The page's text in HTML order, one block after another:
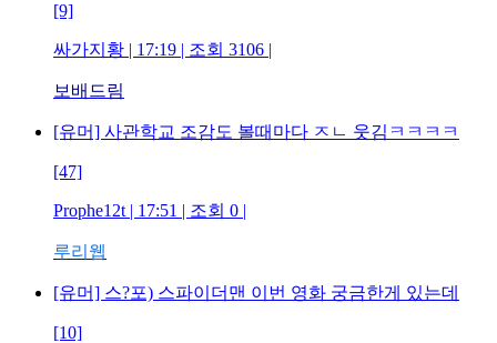
[9]
싸가지황 | 17:19 | 조회 3106 |
보배드림
[유머] 사관학교 조감도 볼때마다 ㅈㄴ 웃김ㅋㅋㅋㅋ
[47]
Prophe12t | 17:51 | 조회 0 |
루리웹
[유머] 스?포) 스파이더맨 이번 영화 궁금한게 있는데
[10]